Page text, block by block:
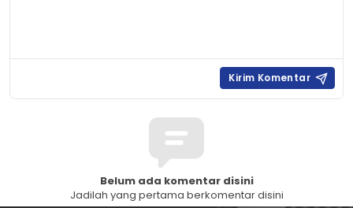
Belum ada komentar disini
Jadilah yang pertama berkomentar disini